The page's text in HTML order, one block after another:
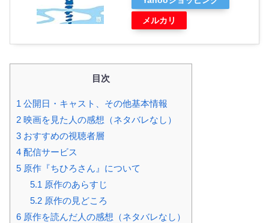
メルカリ
目次
1 公開日・キャスト、その他基本情報
2 映画を見た人の感想（ネタバレなし）
3 おすすめの視聴者層
4 配信サービス
5 原作『ちひろさん』について
5.1 原作のあらすじ
5.2原作の見どころ
6 原作を読んだ人の感想（ネタバレなし）